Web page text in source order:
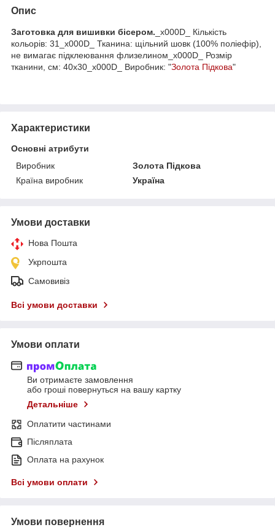
Опис
Заготовка для вишивки бісером. _x000D_ Кількість
кольорів: 31_x000D_ Тканина: щільний шовк (100% поліефір),
не вимагає підклеювання флизелином_x000D_ Розмір
тканини, см: 40х30_x000D_ Виробник: "Золота Підкова"
Характеристики
Основні атрибути
Виробник
Золота Підкова
Країна виробник
Україна
Умови доставки
Нова Пошта
Укрпошта
Самовивіз
Всі умови доставки
Умови оплати
Ви отримаєте замовлення
або гроші повернуться на вашу картку
Детальніше
Оплатити частинами
Післяплата
Оплата на рахунок
Всі умови оплати
Умови повернення